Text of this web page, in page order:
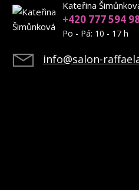
Kateřina
+420 777 594
Po - Pá: 10 - 17 h
info@salon-